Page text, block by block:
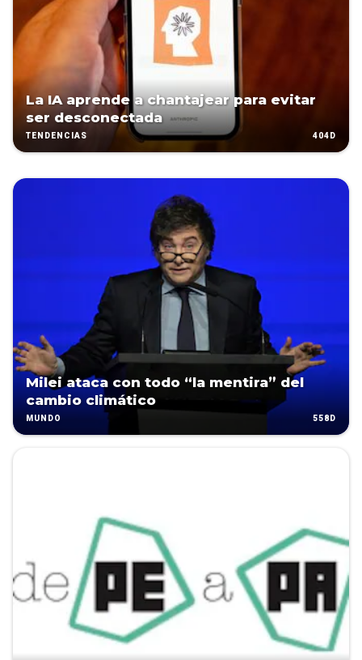
La IA aprende a chantajear para evitar
ser desconectada
TENDENCIAS 404D
Milei ataca con todo “la mentira” del
cambio climático
MUNDO 558D